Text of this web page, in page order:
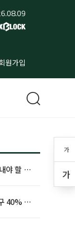
원가입
가
가
야 할 사
40% 노